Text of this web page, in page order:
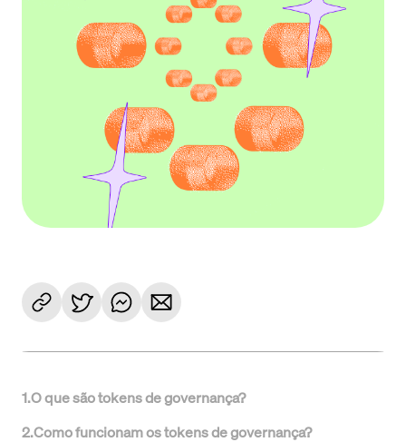
1.O que são tokens de governança?
2.Como funcionam os tokens de governança?